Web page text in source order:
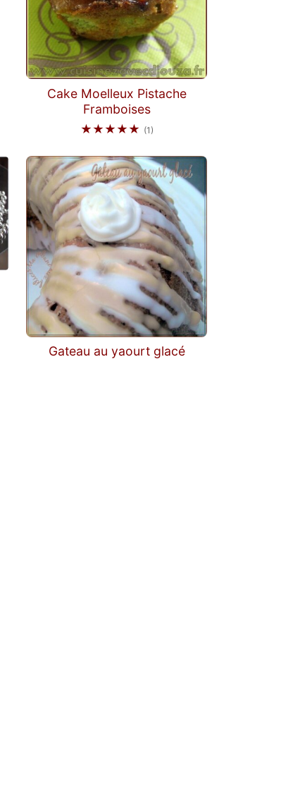
Cake Moelleux Pistache
Framboises
★★★★★ (1)
Gateau au yaourt glacé